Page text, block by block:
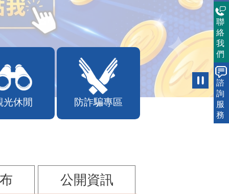
光休閒 防詐騙專區
公開資訊
聯
絡
我
們
諮
詢
服
務